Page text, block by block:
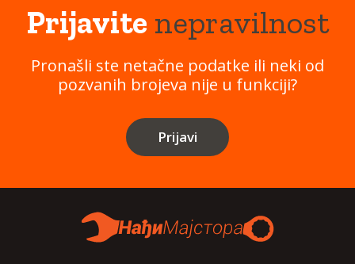
Prijavitenepravilnost
Pronašli ste netačne podatke ili neki od
pozvanih brojeva nije u funkciji?
Prijavi